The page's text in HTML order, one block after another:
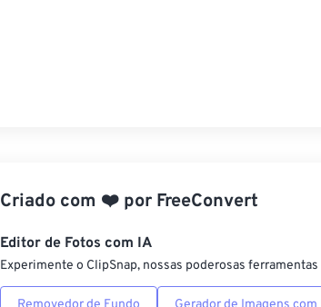
Criado com ❤️ por FreeConvert
Editor de Fotos com IA
Experimente o ClipSnap, nossas poderosas